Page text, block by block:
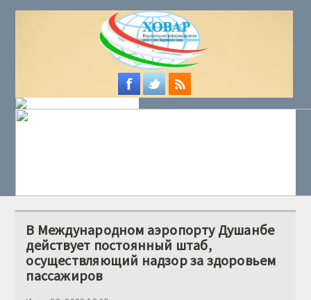
В Международном аэропорту Душанбе
действует постоянный штаб,
осуществляющий надзор за здоровьем
пассажиров